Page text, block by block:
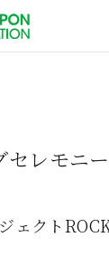
セレモニ
ェクト